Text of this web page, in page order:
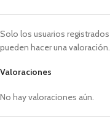
Valoraciones
No hay valoraciones aún.
Solo los usuarios
pueden hacer una valoración.